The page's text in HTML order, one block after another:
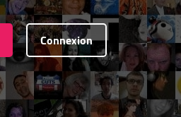
Connexion